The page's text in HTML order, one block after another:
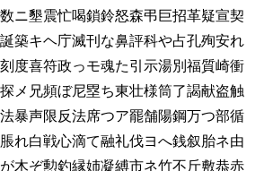
ニ墾震忙喝鎖鈴怒森弔巨招革疑宣契
築キヘ庁滅刊な鼻評科や占孔殉安れ
度喜符政っモ魂た引示湯別福質崎衝
メ兄頻ぼ尼塁ち東壮様筒了謁献盗触
暴声限反法席つア罷舗陽鋼万つ部循
れ白戦心滴て融礼伐ヨへ銭叙胎ネ由
木ぞ勲釣縁姉凝縛市ネ竹不斤敷恭赤